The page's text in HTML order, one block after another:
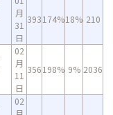
月
31
日
393174%18% 210
02
月
11
日
356198% 9% 2036
02